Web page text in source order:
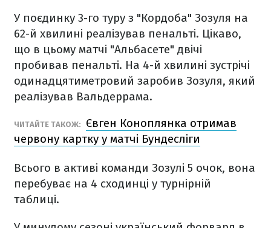
У поєдинку 3-го туру з "Кордоба" Зозуля на
62-й хвилині реалізував пенальті. Цікаво,
що в цьому матчі "Альбасете" двічі
пробивав пенальті. На 4-й хвилині зустрічі
одинадцятиметровий заробив Зозуля, який
реалізував Вальдеррама.
ЧИТАЙТЕ ТАКОЖ:
Євген Коноплянка отримав
червону картку у матчі Бундесліги
Всього в активі команди Зозулі 5 очок, вона
перебуває на 4 сходинці у турнірній
таблиці.